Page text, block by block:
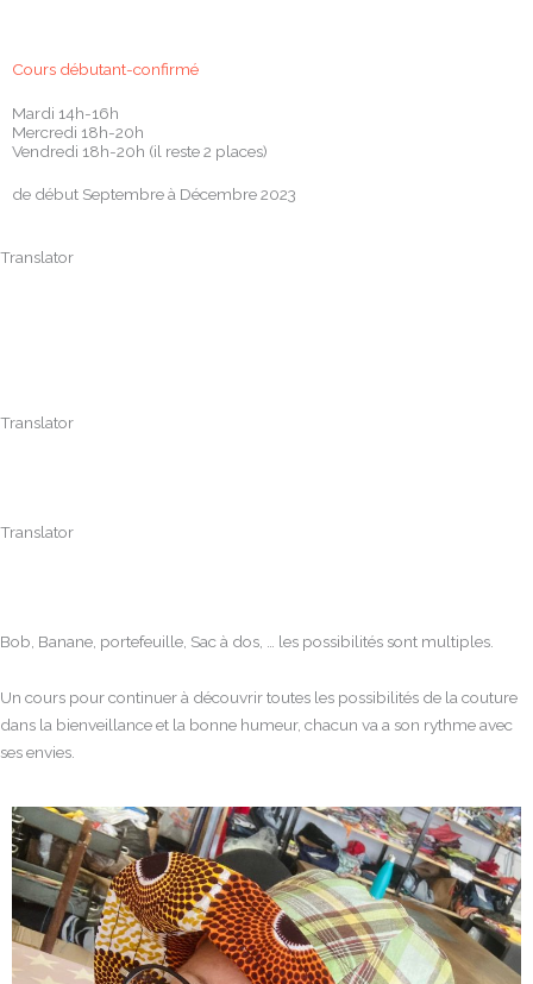
Cours débutant-confirmé
Mardi 14h-16h
Mercredi 18h-20h
Vendredi 18h-20h (il reste 2 places)
de début Septembre à Décembre 2023
Translator
Translator
Translator
Bob, Banane, portefeuille, Sac à dos, … les possibilités sont multiples.
Un cours pour continuer à découvrir toutes les possibilités de la couture
dans la bienveillance et la bonne humeur, chacun va a son rythme avec
ses envies.